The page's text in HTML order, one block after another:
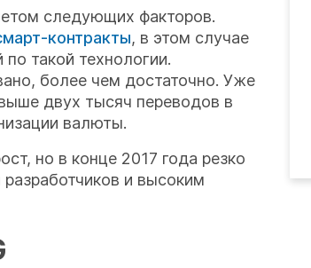
следующих факторов.
контракты, в этом случае
такой технологии.
более чем достаточно. Уже
двух тысяч переводов в
валюты.
но в конце 2017 года резко
и высоким